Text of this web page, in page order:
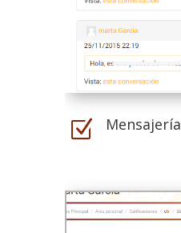
Z Mensajería